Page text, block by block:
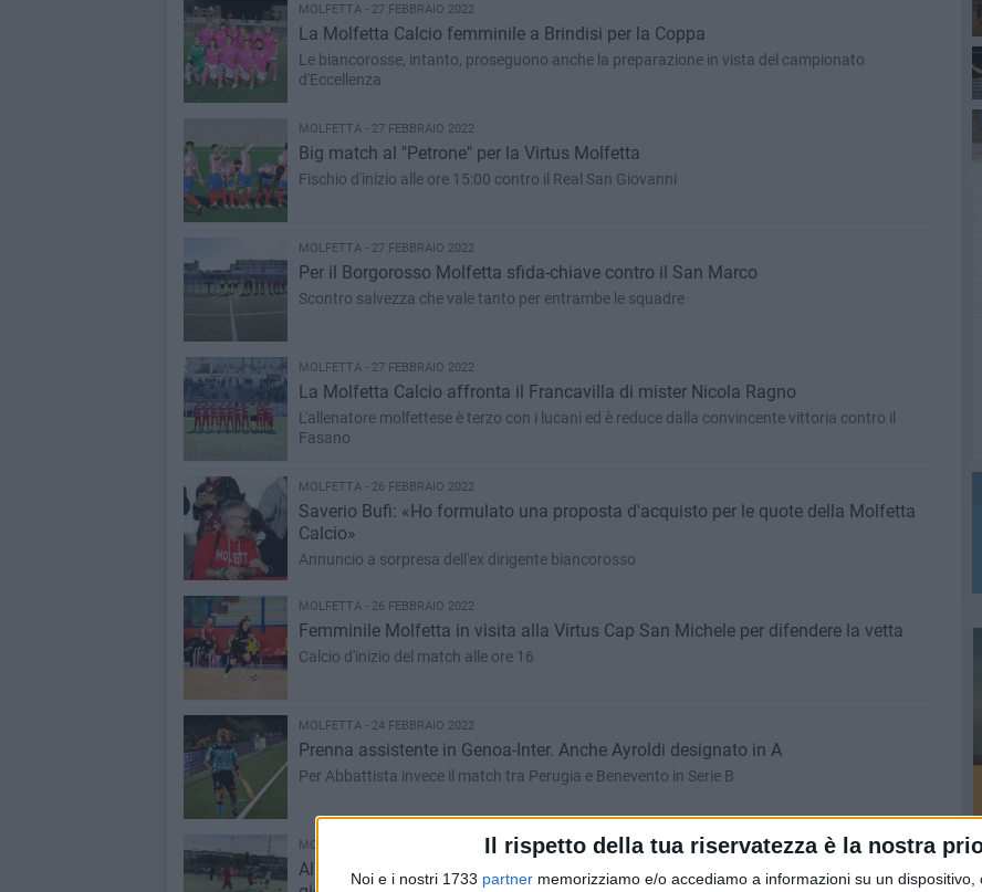
Il rispetto della tua riservatezza è la nostra
Noi e i nostri 1733 partner memorizziamo e/o accediamo a informazioni su un dispositivo,
MOLFETTA - 27 FEBBRAIO 2022
La Molfetta Calcio femminile a Brindisi per la Coppa
Le biancorosse, intanto, proseguono anche la preparazione in vista del campionato
d'Eccellenza
MOLFETTA - 27 FEBBRAIO 2022
Big match al "Petrone" per la Virtus Molfetta
Fischio d'inizio alle ore 15:00 contro il Real San Giovanni
MOLFETTA - 27 FEBBRAIO 2022
Per il Borgorosso Molfetta sfida-chiave contro il San Marco
Scontro salvezza che vale tanto per entrambe le squadre
MOLFETTA - 27 FEBBRAIO 2022
La Molfetta Calcio affronta il Francavilla di mister Nicola Ragno
L'allenatore molfettese è terzo con i lucani ed è reduce dalla convincente vittoria contro il
Fasano
MOLFETTA - 26 FEBBRAIO 2022
Saverio Bufi: «Ho formulato una proposta d'acquisto per le quote della Molfetta
Calcio»
Annuncio a sorpresa dell'ex dirigente biancorosso
MOLFETTA - 26 FEBBRAIO 2022
Femminile Molfetta in visita alla Virtus Cap San Michele per difendere la vetta
Calcio d'inizio del match alle ore 16
MOLFETTA - 24 FEBBRAIO 2022
Prenna assistente in Genoa-Inter. Anche Ayroldi designato in A
Per Abbattista invece il match tra Perugia e Benevento in Serie B
MOLFETTA - 24 FEBBRAIO 2022
All'interno del settore giovanile: la Nox Molfetta lancia la fucina di giovani